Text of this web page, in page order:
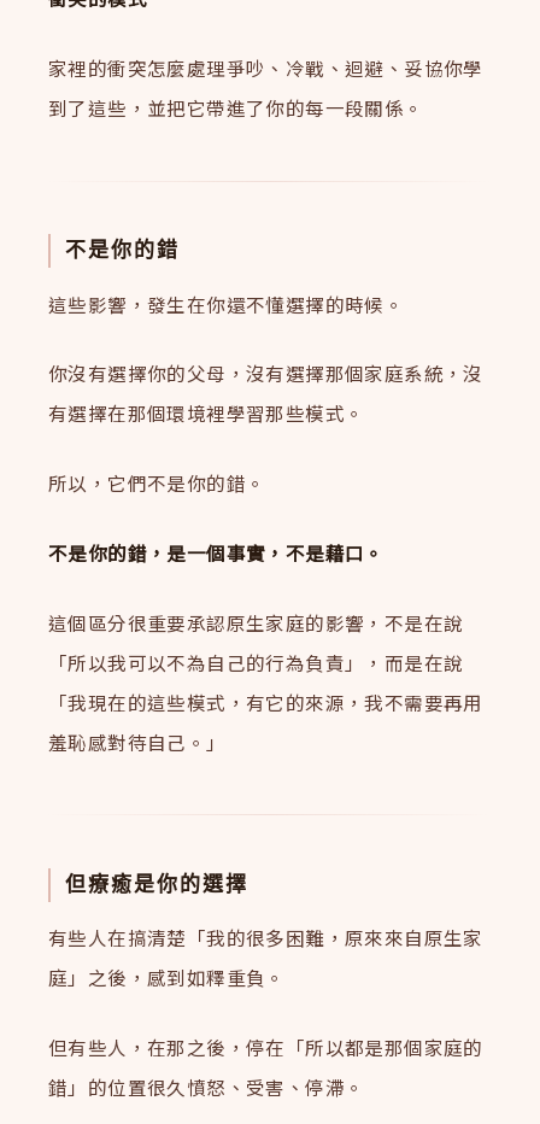
家裡的衝突怎麼處理爭吵、冷戰、迴避、妥協你學
到了這些，並把它帶進了你的每一段關係。
不是你的錯
這些影響，發生在你還不懂選擇的時候。
你沒有選擇你的父母，沒有選擇那個家庭系統，沒
有選擇在那個環境裡學習那些模式。
所以，它們不是你的錯。
不是你的錯，是一個事實，不是藉口。
這個區分很重要承認原生家庭的影響，不是在說
「所以我可以不為自己的行為負責」，而是在說
「我現在的這些模式，有它的來源，我不需要再用
羞恥感對待自己。」
但療癒是你的選擇
有些人在搞清楚「我的很多困難，原來來自原生家
庭」之後，感到如釋重負。
但有些人，在那之後，停在「所以都是那個家庭的
錯」的位置很久憤怒、受害、停滯。